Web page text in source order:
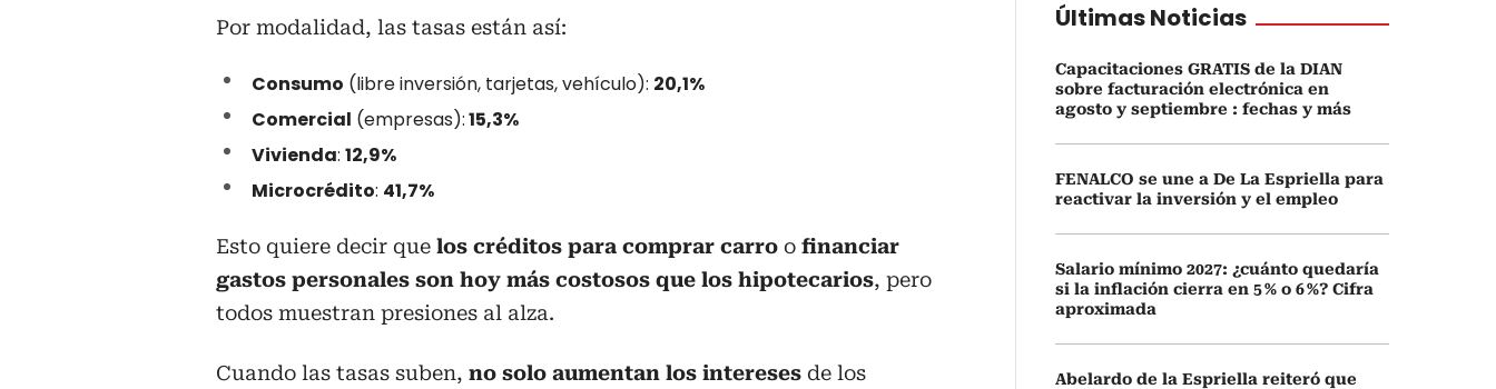
Por modalidad, las tasas están así:
Consumo (libre inversión, tarjetas, vehículo): 20,1%
Comercial (empresas):15,3%
Vivienda: 12,9%
Microcrédito: 41,7%
Esto quiere decir que los créditos para comprar carro o financiar
gastos personales son hoy más costosos que los hipotecarios, pero
todos muestran presiones al alza.
Cuando las tasas suben, no solo aumentan los intereses de los
Últimas Noticias
Capacitaciones GRATIS de la DIAN
sobre facturación electrónica en
agosto y septiembre : fechas y más
FENALCO se une a De La Espriella para
reactivar la inversión y el empleo
Salario mínimo 2027: ¿cuánto quedaría
si la inflación cierra en 5 % o 6 %? Cifra
aproximada
Abelardo de la Espriella reiteró que